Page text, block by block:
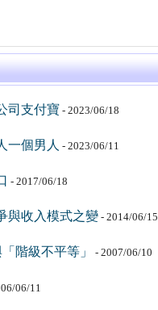
司支付寶 - 2023/06/18
一個男人 - 2023/06/11
- 2017/06/18
與收入模式之變- 2014/06/15
階級不平等」 - 2007/06/10
06/11